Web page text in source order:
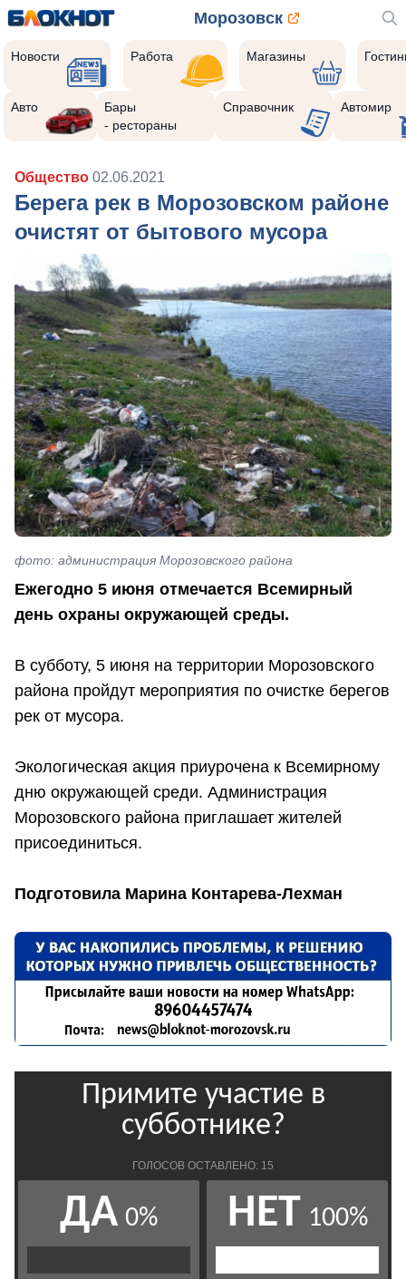
Морозовск
Новости Работа Магазины
Авто
Бары
- рестораны
Справочник Автомир
Общество 02.06.2021
Берега рек в Морозовском районе
очистят от бытового мусора
фото: администрация Морозовского района
Ежегодно 5 июня отмечается Всемирный
день охраны окружающей среды.
В субботу, 5 июня на территории Морозовского
района пройдут мероприятия по очистке берегов
рек от мусора.
Экологическая акция приурочена к Всемирному
дню окружающей среди. Администрация
Морозовского района приглашает жителей
присоединиться.
Подготовила Марина Контарева-Лехман